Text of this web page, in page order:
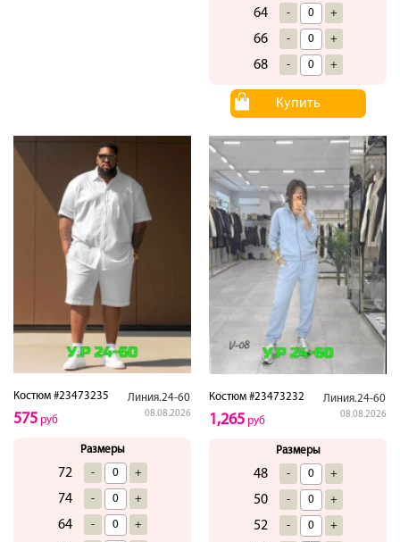
64 - +
66 - +
68 - +
Купить
Костюм #23473235 Линия.24-60
08.08.2026
575 руб
Размеры
72 - +
74 - +
64 - +
Костюм #23473232 Линия.24-60
08.08.2026
1,265 руб
Размеры
48 - +
50 - +
52 - +